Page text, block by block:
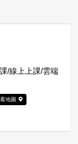
/線上上課/雲端
地圖